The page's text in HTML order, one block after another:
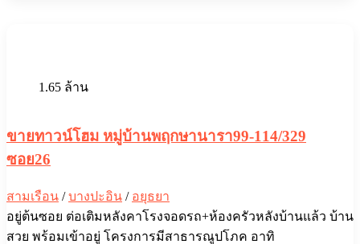
1.65 ล้าน
ขายทาวน์โฮม หมู่บ้านพฤกษานารา99-114/329
ซอย26
สามเรือน /บางปะอิน / อยุธยา
อยู่ต้นซอย ต่อเติมหลังคาโรงจอดรถ+ห้องครัวหลังบ้านแล้ว บ้าน
สวย พร้อมเข้าอยู่ โครงการมีสาธารณูปโภค อาทิ